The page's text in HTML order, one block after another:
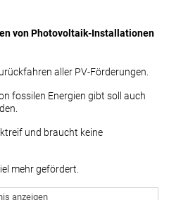
von Photovoltaik-Installationen
aller PV-Förderungen.
fossilen Energien gibt soll auch
und braucht keine
mehr gefördert.
anzeigen